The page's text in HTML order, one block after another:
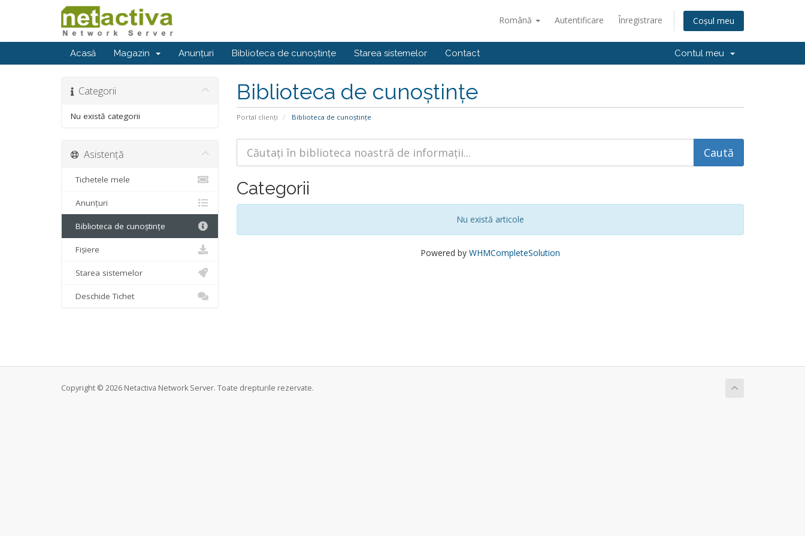
Română Autentificare Înregistrare Coșul meu
Acasă Magazin Anunțuri Biblioteca de cunoștințe Starea sistemelor Contact Contul meu
Biblioteca de cunoștințe
Portal clienți Biblioteca de cunoștințe
Categorii
Nu există categorii
Categorii
Nu există articole
Powered by WHMCompleteSolution
Asistență
Tichetele mele
Anunțuri
Biblioteca de cunoștințe
Fișiere
Starea sistemelor
Deschide Tichet
Copyright © 2026 Netactiva Network Server. Toate drepturile rezervate.